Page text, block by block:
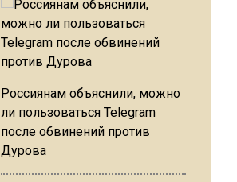
Россиянам объяснили, можно
ли пользоваться Telegram
после обвинений против
Дурова